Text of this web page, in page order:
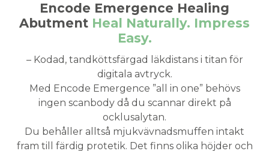
Encode Emergence Healing
Abutment Heal Naturally. Impress
Easy.
– Kodad, tandköttsfärgad läkdistans i titan för
digitala avtryck.
Med Encode Emergence ”all in one” behövs
ingen scanbody då du scannar direkt på
ocklusalytan.
Du behåller alltså mjukvävnadsmuffen intakt
fram till färdig protetik. Det finns olika höjder och